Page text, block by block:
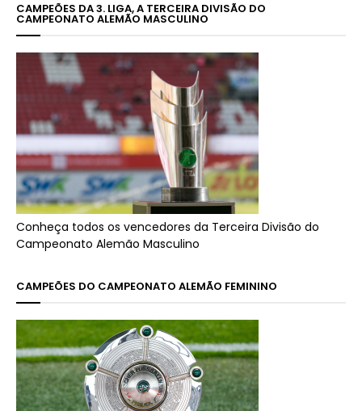
CAMPEÕES DA 3. LIGA, A TERCEIRA DIVISÃO DO
CAMPEONATO ALEMÃO MASCULINO
Conheça todos os vencedores da Terceira Divisão do
Campeonato Alemão Masculino
CAMPEÕES DO CAMPEONATO ALEMÃO FEMININO